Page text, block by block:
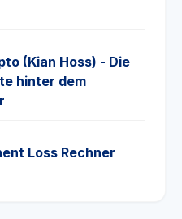
(Kian Hoss) - Die
hinter dem
Loss Rechner